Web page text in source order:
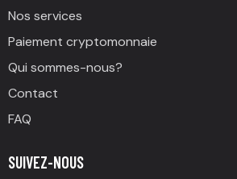
Nos services
Paiement cryptomonnaie
Qui sommes-nous?
Contact
FAQ
SUIVEZ-NOUS